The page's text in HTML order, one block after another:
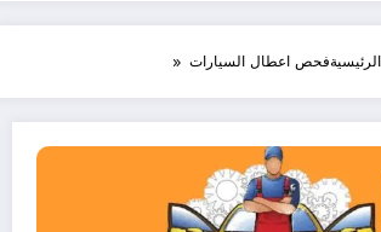
الرئيسيةفحص اعطال السيارات